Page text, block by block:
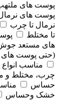
پوست های
پوست های
نرمال تا چرب
تا مختلط
های مستعد
(حتی پوست
مناسب
چرب، مختلط و
حساس
خشک وحساس